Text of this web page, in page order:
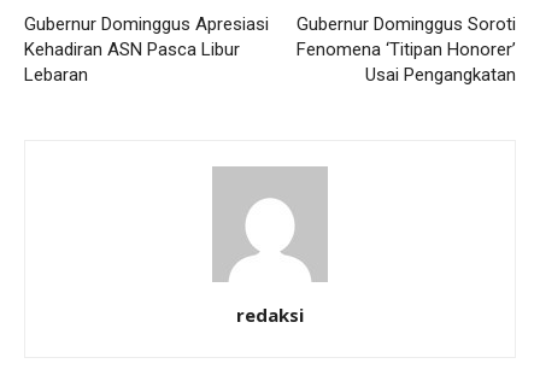
Gubernur Dominggus Apresiasi
Kehadiran ASN Pasca Libur
Lebaran
Gubernur Dominggus Soroti
Fenomena ‘Titipan Honorer’
Usai Pengangkatan
redaksi